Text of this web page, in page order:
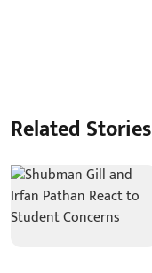
Related Stories